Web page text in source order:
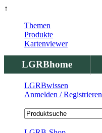
↑
LGRBhome
Themen
Produkte
Kartenviewer
LGRBwissen
Anmelden / Registrieren